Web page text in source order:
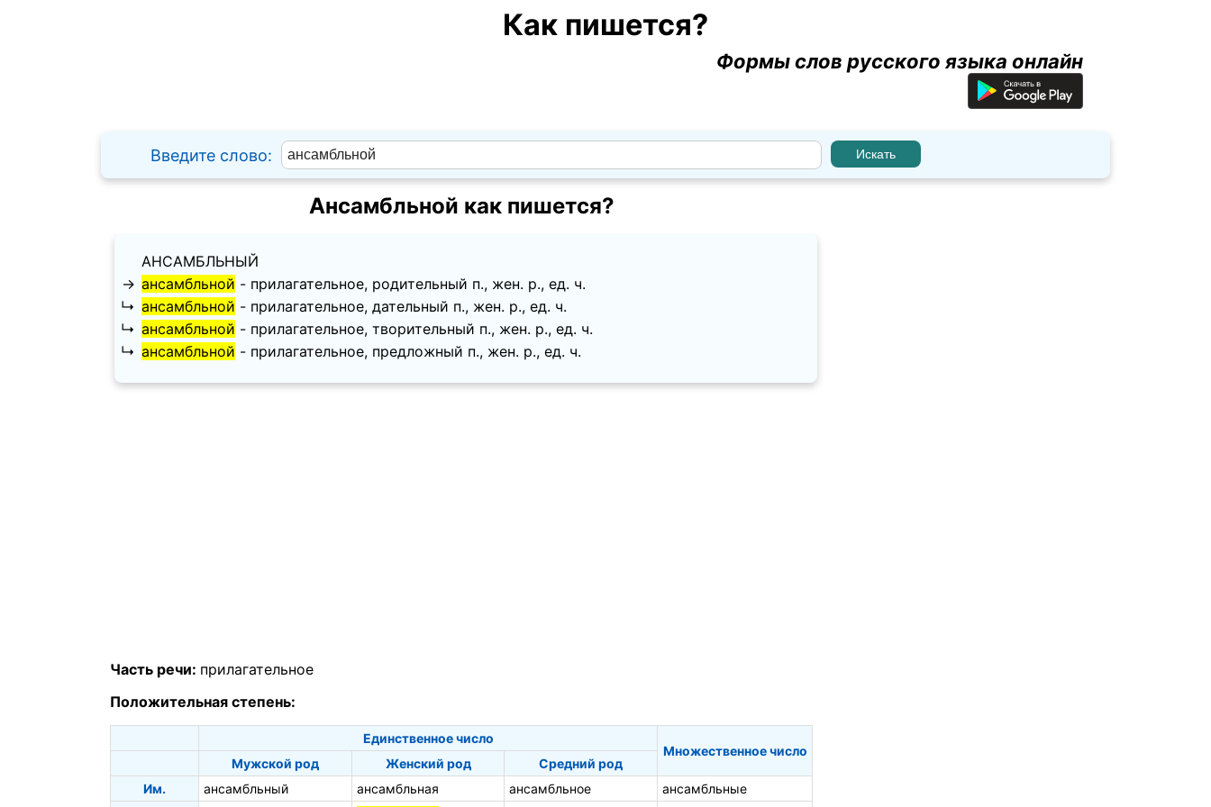
Как пишется?
Формы слов русского языка онлайн
Введите слово:
Ансамбльной как пишется?
АНСАМБЛЬНЫЙ
→ ансамбльной - прилагательное, родительный п., жен. p., ед. ч.
↳ ансамбльной - прилагательное, дательный п., жен. p., ед. ч.
↳ ансамбльной - прилагательное, творительный п., жен. p., ед. ч.
↳ ансамбльной - прилагательное, предложный п., жен. p., ед. ч.
Часть речи: прилагательное
Положительная степень:
Единственное число
Множественное число
Мужской род
Женский род
Средний род
Им.
ансамбльный ансамбльная ансамбльное
ансамбльные